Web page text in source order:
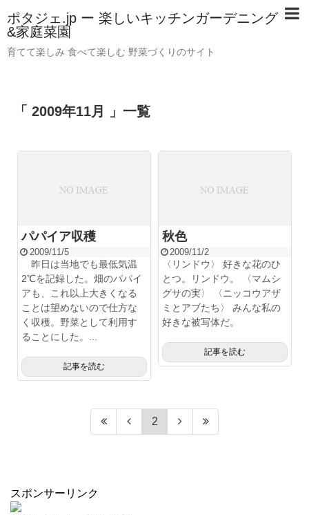
ポタジェ.jp ー 楽しいキッチンガーデニング
&家庭菜園
育てて楽しみ 食べて楽しむ 野菜づくりのサイト
「 2009年11月 」一覧
パパイア収穫
2009/11/5
昨日は当地でも最低気温
2℃を記録した。畑のパパイ
アも、これ以上大きくなる
ことは望めないので仕方な
く収穫。野菜として利用す
ることにした。...
記事を読む
秋色
2009/11/2
〈リンドウ〉 好きな花のひ
とつ。リンドウ。 〈マムシ
グサの実〉 〈ニッコウアザ
ミとアブたち〉 みんな私の
好きな被写体だ。
記事を読む
2
スポンサーリンク